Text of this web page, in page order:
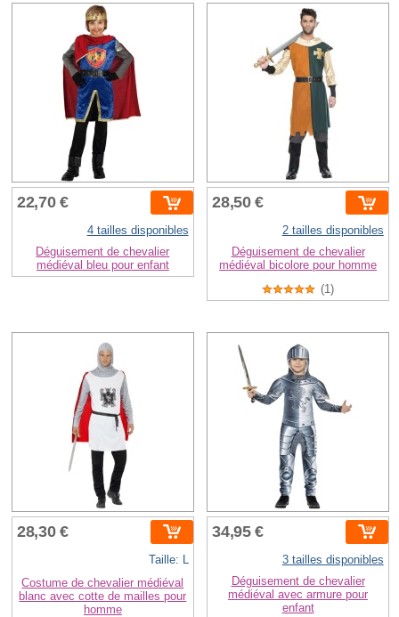
22,70 €
4 tailles disponibles
Déguisement de chevalier
médiéval bleu pour enfant
28,50 €
2 tailles disponibles
Déguisement de chevalier
médiéval bicolore pour homme
(1)
28,30 €
Taille: L
Costume de chevalier médiéval
blanc avec cotte de mailles pour
homme
34,95 €
3 tailles disponibles
Déguisement de chevalier
médiéval avec armure pour
enfant